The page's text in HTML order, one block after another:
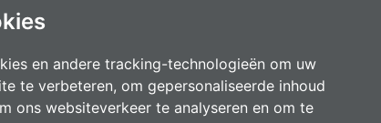
en andere tracking-technologieën om uw
te verbeteren, om gepersonaliseerde inhoud
ons websiteverkeer te analyseren en om te